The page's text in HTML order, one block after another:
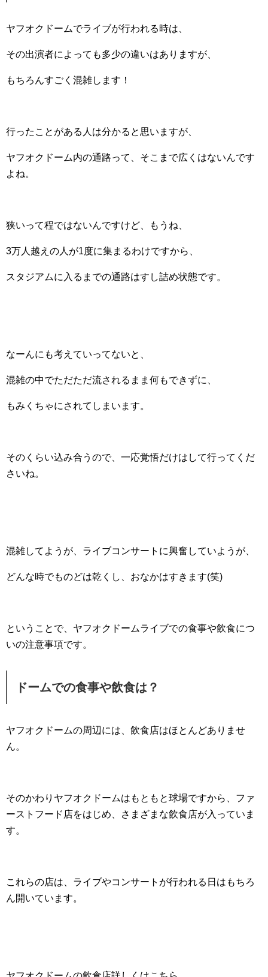
ヤフオクドームでライブが行われる時は、
その出演者によっても多少の違いはありますが、
もちろんすごく混雑します！
行ったことがある人は分かると思いますが、
ヤフオクドーム内の通路って、そこまで広くはないんです
よね。
狭いって程ではないんですけど、もうね、
3万人越えの人が1度に集まるわけですから、
スタジアムに入るまでの通路はすし詰め状態です。
なーんにも考えていってないと、
混雑の中でただただ流されるまま何もできずに、
もみくちゃにされてしまいます。
そのくらい込み合うので、一応覚悟だけはして行ってくだ
さいね。
混雑してようが、ライブコンサートに興奮していようが、
どんな時でものどは乾くし、おなかはすきます(笑)
ということで、ヤフオクドームライブでの食事や飲食につ
いの注意事項です。
ドームでの食事や飲食は？
ヤフオクドームの周辺には、飲食店はほとんどありませ
ん。
そのかわりヤフオクドームはもともと球場ですから、ファ
ーストフード店をはじめ、さまざまな飲食店が入っていま
す。
これらの店は、ライブやコンサートが行われる日はもちろ
ん開いています。